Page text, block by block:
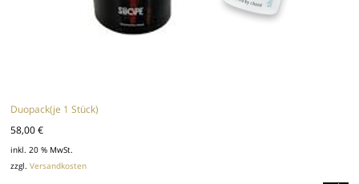
Duopack(je 1 Stück)
58,00€
inkl. 20 % MwSt.
zzgl.Versandkosten